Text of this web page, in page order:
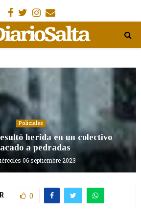
Facebook
Gorjeo
Instagram
Email
Policiales
herida en un colectivo
a pedradas
06 septiembre 2023
0